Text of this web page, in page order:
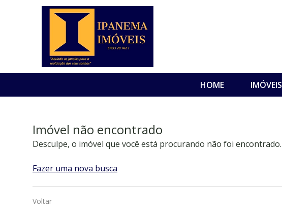
HOME IMÓVEIS
Imóvel não encontrado
Desculpe, o imóvel que você está procurando não foi encontrado.
Fazer uma nova busca
Voltar